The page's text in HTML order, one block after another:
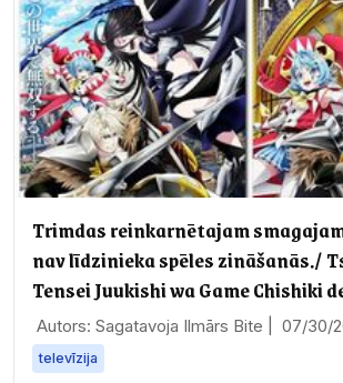
Trimdas reinkarnētajam
nav līdzinieka spēles zināšanās./
Tensei Juukishi wa Game Chishiki
Autors: Sagatavoja Ilmārs Bite | 07/30/
televīzija